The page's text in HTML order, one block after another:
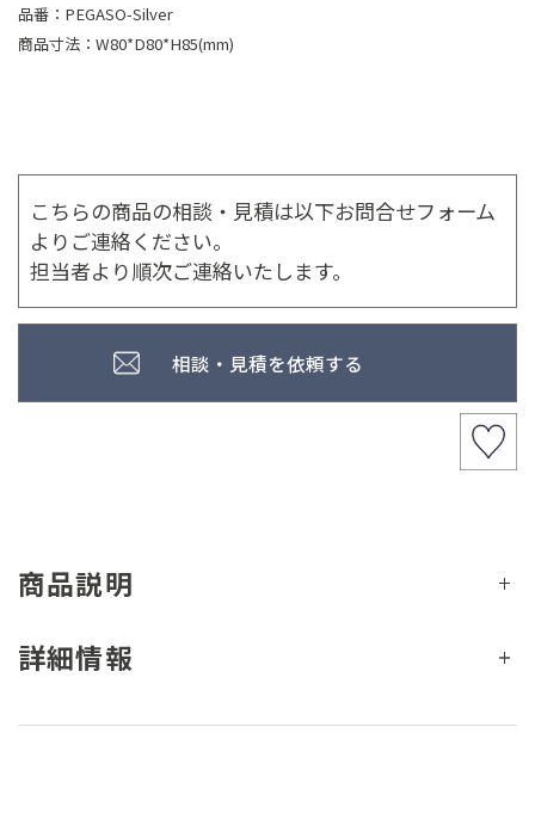
品番： PEGASO-Silver
商品寸法： W80*D80*H85(mm)
こちらの商品の相談・見積は以下お問合せフォーム
よりご連絡ください。
担当者より順次ご連絡いたします。
相談・見積を依頼する
商品説明
詳細情報